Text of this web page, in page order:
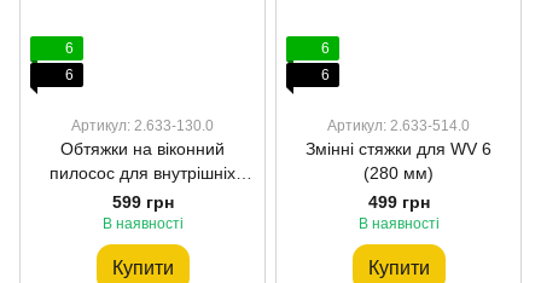
6
6
Артикул: 2.633-130.0
Обтяжки на віконний
пилосос для внутрішніх
робіт
599 грн
В наявності
Купити
6
6
Артикул: 2.633-514.0
Змінні стяжки для WV 6
(280 мм)
499 грн
В наявності
Купити